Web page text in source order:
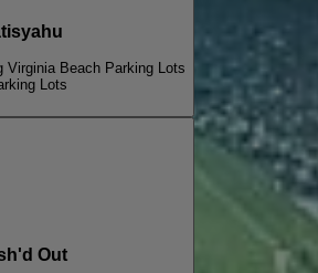
Virginia Beach Parking Lots
Lots
Out